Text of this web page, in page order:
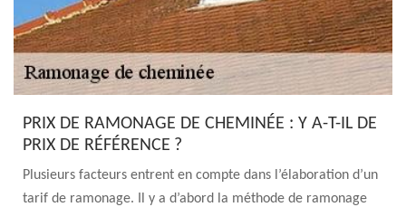
PRIX DE RAMONAGE DE CHEMINÉE : Y A-T-IL DE
PRIX DE RÉFÉRENCE ?
Plusieurs facteurs entrent en compte dans l’élaboration d’un
tarif de ramonage. Il y a d’abord la méthode de ramonage